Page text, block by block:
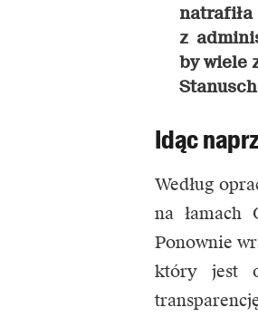
z
by wiele
Idąc
Według
na łamach
Ponownie
który jest